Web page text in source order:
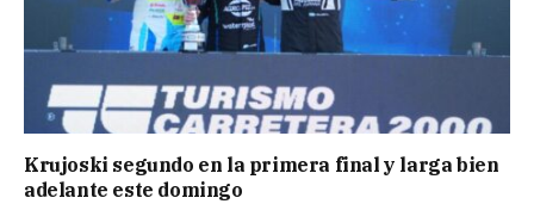
Krujoski segundo en la primera final y larga bien
adelante este domingo